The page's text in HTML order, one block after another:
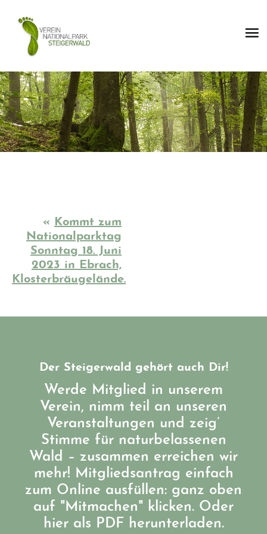
« Kommt zum
Nationalparktag
Sonntag 18. Juni
2023 in Ebrach,
Klosterbräugelände.
Der Steigerwald gehört auch Dir!
Werde Mitglied in unserem
Verein, nimm teil an unseren
Veranstaltungen und zeig’
Stimme für naturbelassenen
Wald – zusammen erreichen wir
mehr! Mitgliedsantrag einfach
zum Online ausfüllen: ganz oben
auf "Mitmachen" klicken. Oder
hier als PDF herunterladen.